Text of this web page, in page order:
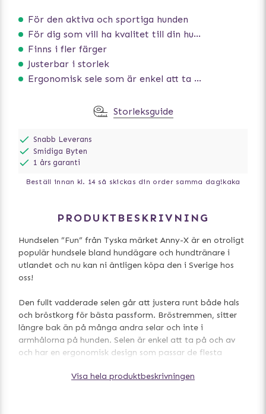
För den aktiva och sportiga hunden
För dig som vill ha kvalitet till din hund!
Finns i fler färger
Justerbar i storlek
Ergonomisk sele som är enkel att ta på och av
Storleksguide
Snabb Leverans
Smidiga Byten
1 års garanti
Beställ innan kl. 14 så skickas din order samma dag!kaka
PRODUKTBESKRIVNING
Hundselen ”Fun” från Tyska märket Anny-X är en otroligt
populär hundsele bland hundägare och hundtränare i
utlandet och nu kan ni äntligen köpa den i Sverige hos
oss!
Den fullt vadderade selen går att justera runt både hals
och bröstkorg för bästa passform. Bröstremmen, sitter
längre bak än på många andra selar och inte i
armhålorna på hunden. Selen är enkel att ta på och av
och har en ergonomisk design som passar de flesta
Visa hela produktbeskrivningen